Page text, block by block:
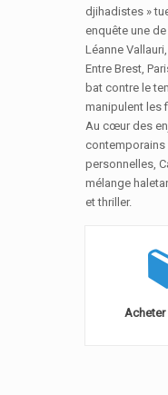
djihadistes »
enquête une
Léanne
Entre Brest,
bat contre le
manipulent les
Au cœur des
contemporains
personnelles,
mélange
et thriller.
Acheter